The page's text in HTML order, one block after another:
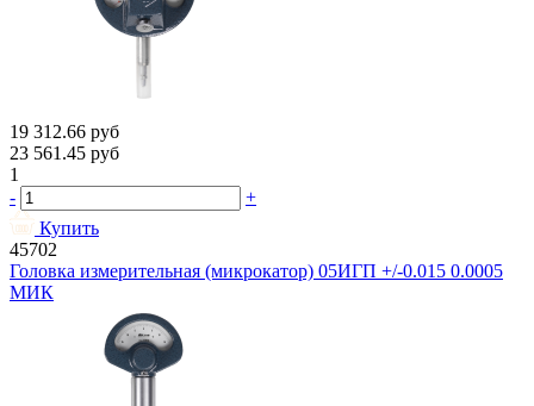
19 312.66 руб
23 561.45 руб
1
-
+
Купить
45702
Головка измерительная (микрокатор) 05ИГП +/-0.015 0.0005
МИК